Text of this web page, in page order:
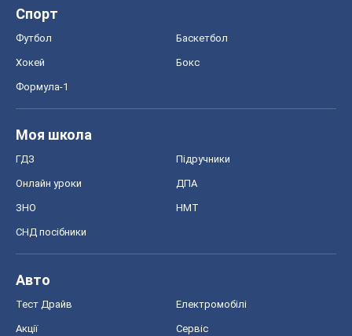
Спорт
Футбол Баскетбол
Хокей Бокс
Формула-1
Моя школа
ГДЗ Підручники
Онлайн уроки ДПА
ЗНО НМТ
СНД посібники
Авто
Тест Драйв Електромобілі
Акції Сервіс